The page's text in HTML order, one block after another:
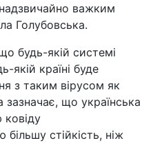
важким
Голубовська.
будь-якій системі
якій країні буде
з таким вірусом як
що українська
стійкість, ніж